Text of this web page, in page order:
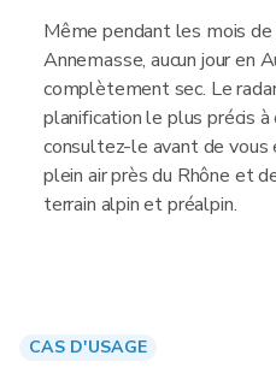
Même pendant les mois
Annemasse, aucun jour en
complètement sec. Le
planification le plus précis
consultez-le avant de vous
plein air près du Rhône et
terrain alpin et préalpin.
CAS D'USAGE